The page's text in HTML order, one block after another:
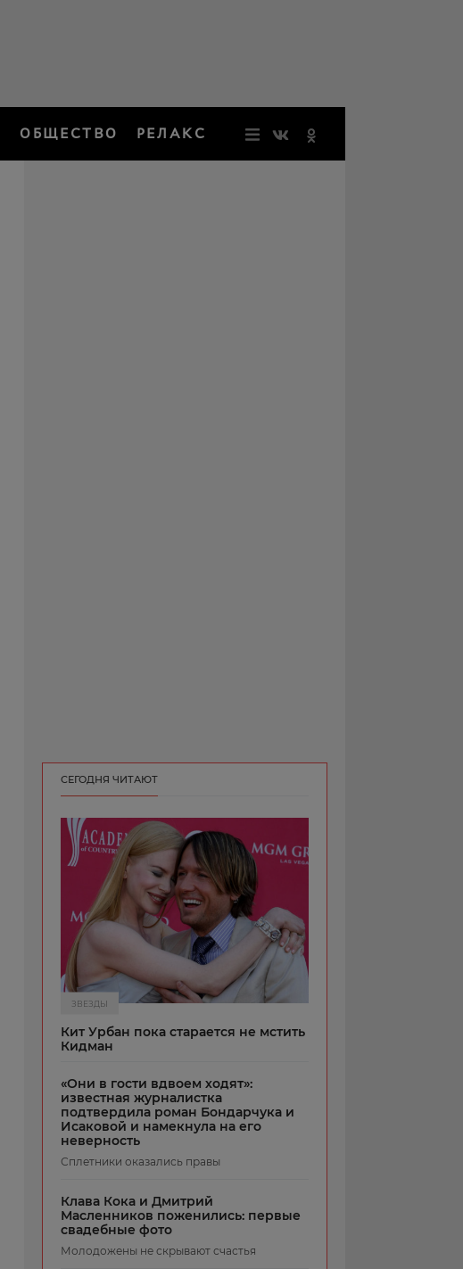
ОБЩЕСТВО РЕЛАКС
СЕГОДНЯ ЧИТАЮТ
ЗВЕЗДЫ
Кит Урбан пока старается не мстить
Кидман
«Они в гости вдвоем ходят»:
известная журналистка
подтвердила роман Бондарчука и
Исаковой и намекнула на его
неверность
Сплетники оказались правы
Клава Кока и Дмитрий
Масленников поженились: первые
свадебные фото
Молодожены не скрывают счастья